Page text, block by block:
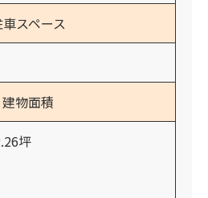
スペース
建物面積
坪